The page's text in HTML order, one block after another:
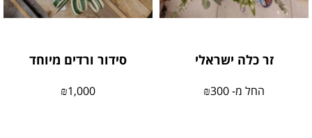
זר כלה ישראלי
החל מ- ₪300
סידור ורדים מיוחד
₪1,000